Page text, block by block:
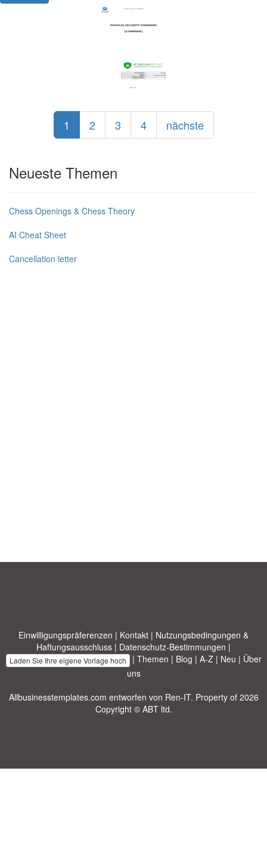
1 2 3 4 nächste
Neueste Themen
Chess Openings & Chess Theory
AI Cheat Sheet
Cancellation letter
Einwilligungspräferenzen | Kontakt | Nutzungsbedingungen &
Haftungsausschluss | Datenschutz-Bestimmungen |
Laden Sie Ihre eigene Vorlage hoch | Themen | Blog | A-Z| Neu | Über
uns
Allbusinesstemplates.com entworfen von Ren-IT. Property of 2026
Copyright © ABT ltd.